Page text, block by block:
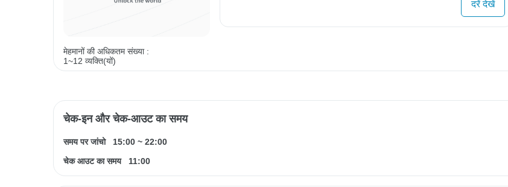
मेहमानों की अधिकतम संख्या :
1~12 व्यक्ति(यों)
दरें देखें
चेक-इन और चेक-आउट का समय
समय पर जांचो 15:00 ~ 22:00
चेक आउट का समय
11:00